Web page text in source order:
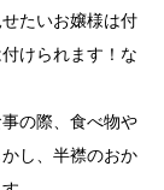
たいお嬢様は付
けられます！な
の際、食べ物や
し、半襟のおか